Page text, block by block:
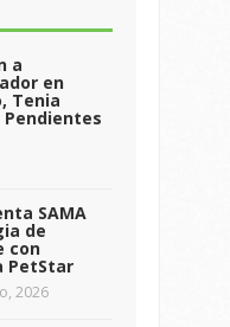
a
en
Tenia
Pendientes
SAMA
de
con
PetStar
2026